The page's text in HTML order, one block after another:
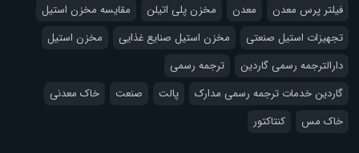
فیلتر پرس معدن
معدن مخزن پلی اتیلن
مقایسه مخزن استیل
تجهیزات استیل صنعتی
مخزن استیل صنایع غذایی
مخزن استیل
دارالترجمه رسمی گاردین
ترجمه رسمی
گاردین خدمات ترجمه رسمی مدارک
پالت صنعت
خاک معدنی
خاک مس
کنتاکتور